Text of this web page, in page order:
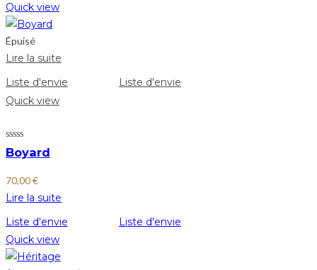
Quick view
Épuisé
Lire la suite
Liste d'envie
Liste d'envie
Quick view
Boyard
70,00€
Lire la suite
Liste d'envie
Liste d'envie
Quick view